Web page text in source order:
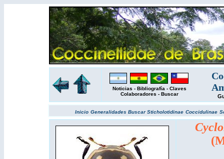
Noticias - Bibliografía - Claves
Colaboradores - Buscar
Inicio Generalidades BuscarSticholotidinae Coccidulinae